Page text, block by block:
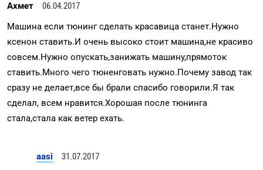
Ахмет
06.04.2017
Машина если тюнинг сделать красавица станет.Нужно
ксенон ставить.И очень высоко стоит машина,не красиво
совсем.Нужно опускать,занижать машину,прямоток
ставить.Много чего тюненговать нужно.Почему завод так
сразу не делает,все бы брали спасибо говорили.Я так
сделал, всем нравится.Хорошая после тюнинга
стала,стала как ветер ехать.
aasi 31.07.2017